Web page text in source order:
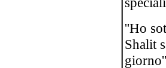
''Ho
Shalit